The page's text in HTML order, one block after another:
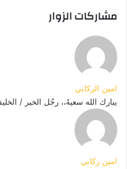
مشاركات الزوار
امين الركابي
يبارك الله سعيهُ،، رجُل الخير /
امين ركابي